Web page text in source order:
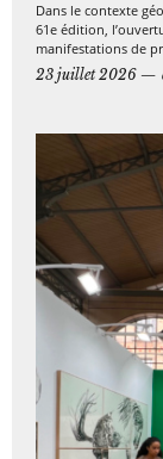
Dans le contexte
61e édition,
manifestations de
23 juillet 2026